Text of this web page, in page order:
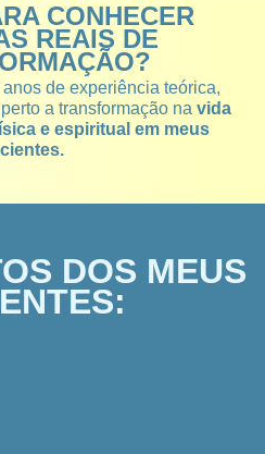
CONHECER
REAIS DE
de experiência teórica,
a transformação na vida
e espiritual em meus
DOS MEUS